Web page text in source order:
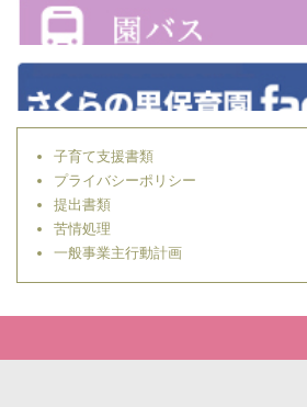
子育て支援書類
プライバシーポリシー
提出書類
苦情処理
一般事業主行動計画